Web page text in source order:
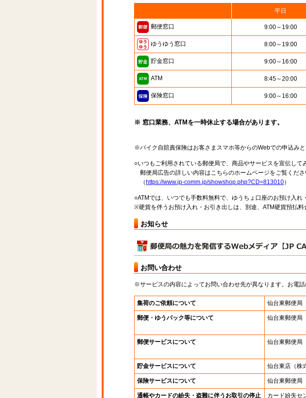
平日
郵便窓口 9:00～19:00
ゆうゆう窓口 8:00～19:00
貯金窓口 9:00～16:00
ATM 8:45～20:00
保険窓口 9:00～16:00
※ 窓口業務、ATMを一時休止する場合があります。
※バイク自賠責保険はお客さまスマホ等からのWebでの申込みと
○いつもご利用されている郵便局で、商品やサービスを宣伝して
郵便局広告の詳しい内容はこちらのホームページをご覧くださ
（ https://www.jp-comm.jp/showshop.php?CD=813010）
○ATMでは、いつでも手数料無料で、ゆうちょ口座のお預け入れ
※硬貨を伴うお預け入れ・お引き出しは、別途、ATM硬貨預払料
お知らせ
お問い合わせ
※サービスの内容によってお問い合わせ先が異なります。お電話
集荷のご依頼について 仙台東郵便局
郵便・ゆうパック等について 仙台東郵便局
郵便サービスについて 仙台東郵便局
貯金サービスについて 仙台東店 （
保険サービスについて 仙台東郵便局
通帳やカードの紛失・盗難に伴うお取引の停止 カード紛失セ